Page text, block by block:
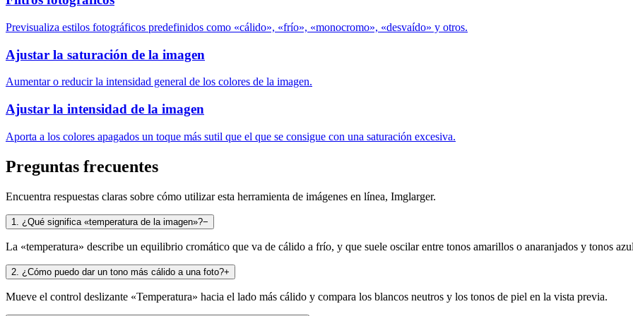
Previsualiza estilos fotográficos predefinidos como «cálido», «frío», «monocromo», «desvaído» y otros.
Ajustar la saturación de la imagen
Aumentar o reducir la intensidad general de los colores de la imagen.
Ajustar la intensidad de la imagen
Aporta a los colores apagados un toque más sutil que el que se consigue con una saturación excesiva.
Preguntas frecuentes
Encuentra respuestas claras sobre cómo utilizar esta herramienta de imágenes en línea, Imglarger.
1 ¿Qué significa «temperatura de la imagen»?−
La «temperatura» describe un equilibrio cromático que va de cálido a frío, y que suele oscilar entre tonos amarillos o anaranjados y tonos
2 ¿Cómo puedo dar un tono más cálido a una foto?+
Mueve el control deslizante «Temperatura» hacia el lado más cálido y compara los blancos neutros y los tonos de piel en la vista previa.